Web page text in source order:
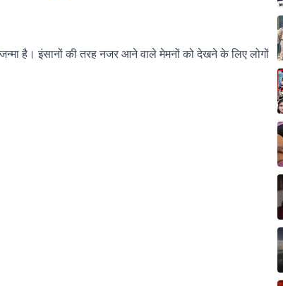
है। इंसानों की तरह नजर आने वाले मेमनों को देखने के लिए लोगों